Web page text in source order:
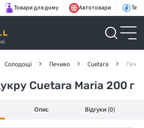
Товари для дому Автотовари
Солодощі Печиво Cuetara
Cuetara Maria 200 г
Опис Відгуки (0)